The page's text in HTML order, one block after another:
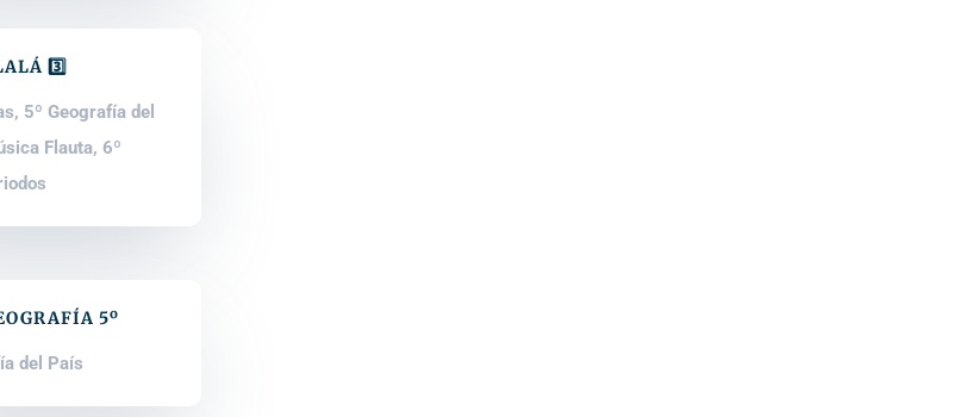
3️⃣
, 5º Geografía del
Flauta, 6º
5º
del País